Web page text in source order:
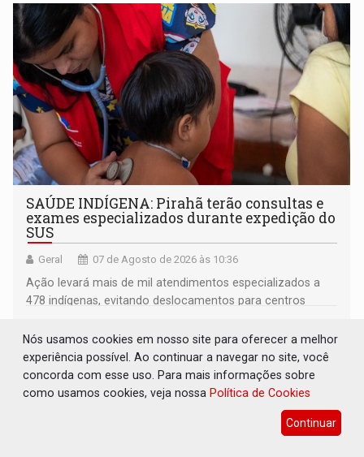
SAÚDE INDÍGENA: Pirahã terão consultas e
exames especializados durante expedição do
SUS
Geral 07 de Agosto de 2026 às 10:36
Ação levará mais de mil atendimentos especializados a
478 indígenas, evitando deslocamentos para centros
Nós usamos cookies em nosso site para oferecer a melhor
experiência possível. Ao continuar a navegar no site, você
concorda com esse uso. Para mais informações sobre
como usamos cookies, veja nossa Política de Cookies
Continuar